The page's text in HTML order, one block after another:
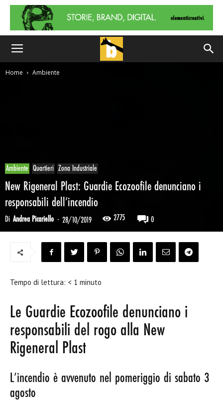
Home Ambiente
Ambiente Quartieri Zona Industriale
New Rigeneral Plast: Guardie Ecozoofile denunciano i
responsabili dell’incendio
Di Andrea Picariello - 28/10/2019 2775 0
Tempo di lettura: < 1 minuto
Le Guardie Ecozoofile denunciano i
responsabili del rogo alla New
Rigeneral Plast
L’incendio è avvenuto nel pomeriggio di sabato 3
agosto